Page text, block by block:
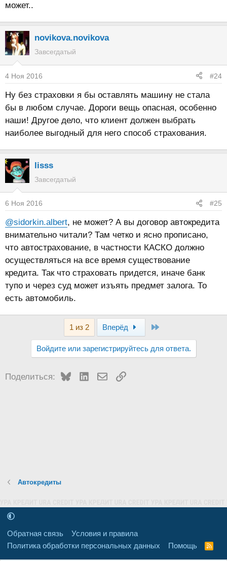
может..
novikova.novikova
Завсегдатый
4 Ноя 2016 #24
Ну без страховки я бы оставлять машину не стала
бы в любом случае. Дороги вещь опасная, особенно
наши! Другое дело, что клиент должен выбрать
наиболее выгодный для него способ страхования.
lisss
Завсегдатый
6 Ноя 2016 #25
@sidorkin.albert, не может? А вы договор автокредита
внимательно читали? Там четко и ясно прописано,
что автострахование, в частности КАСКО должно
осуществляться на все время существование
кредита. Так что страховать придется, иначе банк
тупо и через суд может изъять предмет залога. То
есть автомобиль.
1 из 2 Вперёд
Войдите или зарегистрируйтесь для ответа.
Поделиться: BlueskyLinkedInЭлектронная почта
Ссылка
Автокредиты
Обратная связь
Условия и правила
Политика обработки персональных данных
Помощь
R